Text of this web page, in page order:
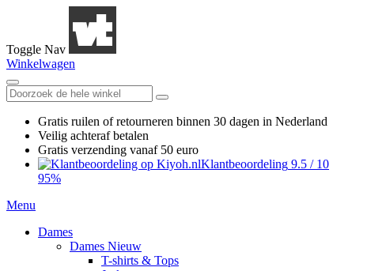
Toggle Nav
Winkelwagen
Gratis ruilen of retourneren binnen 30 dagen in Nederland
Veilig achteraf betalen
Gratis verzending vanaf 50 euro
Klantbeoordeling 9.5 / 10
95%
Menu
Dames
Dames Nieuw
T-shirts & Tops